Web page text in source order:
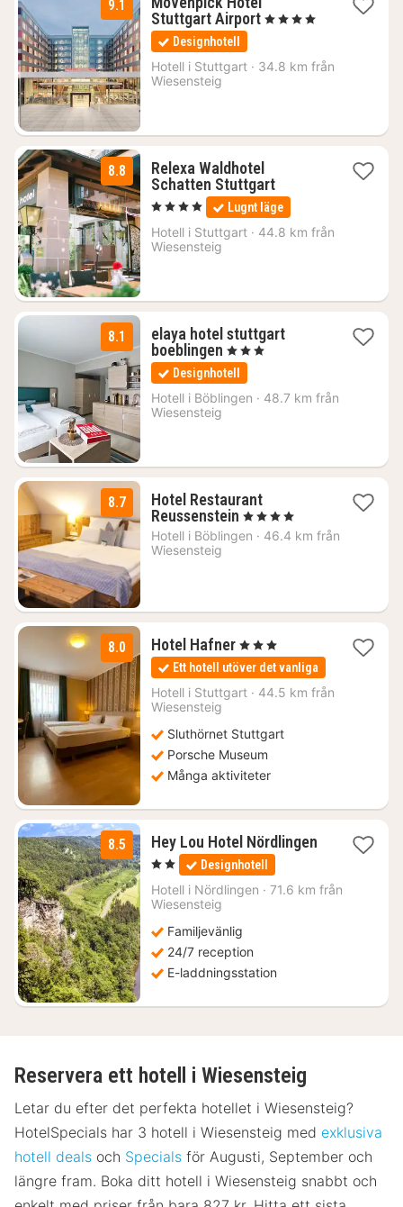
9.1
Stuttgart Airport2
1080
, 4 Stjärnor
Designhotell
Hotell i Stuttgart · 34.8 km från
Wiesensteig
8.8
Relexa Waldhotel
Schatten Stuttgart1
natt
från
1304
, 4 Stjärnor Lugnt läge
Hotell i Stuttgart · 44.8 km från
Wiesensteig
8.1
elaya hotel stuttgart
boeblingen 1
natt
från
614
, 3 Stjärnor
Designhotell
Hotell i Böblingen · 48.7 km från
Wiesensteig
8.7
Hotel Restaurant
Reussenstein 2
nätter
, 4 Stjärnor
Hotell i Böblingen · 46.4 km från
Wiesensteig
8.0 Hotel Hafner1
natt
från
823
, 3 Stjärnor
Ett hotell utöver det vanliga
Hotell i Stuttgart · 44.5 km från
Wiesensteig
Sluthörnet Stuttgart
Porsche Museum
Många aktiviteter
8.5
Hey Lou Hotel Nördlingen
1
natt
från
822
, 2 StjärnorDesignhotell
Hotell i Nördlingen · 71.6 km från
Wiesensteig
Familjevänlig
24/7 reception
E-laddningsstation
Reservera ett hotell i Wiesensteig
Letar du efter det perfekta hotellet i Wiesensteig?
HotelSpecials har 3 hotell i Wiesensteig med exklusiva
hotell deals och Specials för Augusti, September och
längre fram. Boka ditt hotell i Wiesensteig snabbt och